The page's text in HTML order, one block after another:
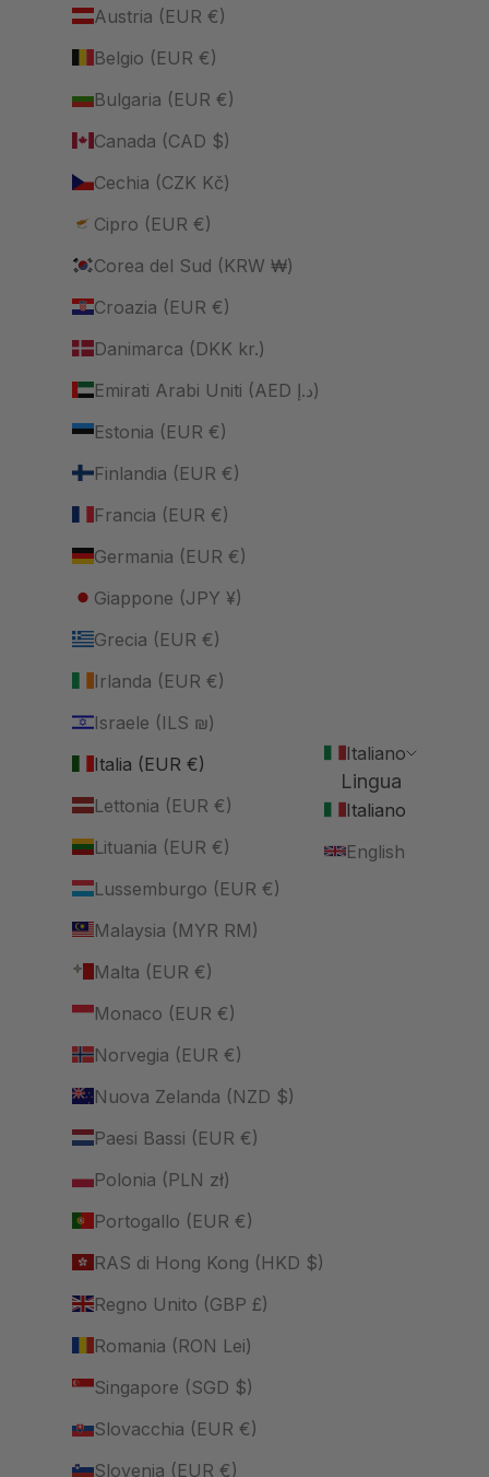
Austria (EUR €)
Belgio (EUR €)
Bulgaria (EUR €)
Canada (CAD $)
Cechia (CZK Kč)
Cipro (EUR €)
Corea del Sud (KRW ₩)
Croazia (EUR €)
Danimarca (DKK kr.)
Emirati Arabi Uniti (AED د.إ)
Estonia (EUR €)
Finlandia (EUR €)
Francia (EUR €)
Germania (EUR €)
Giappone (JPY ¥)
Grecia (EUR €)
Irlanda (EUR €)
Israele (ILS ₪)
Italia (EUR €)
Lettonia (EUR €)
Lituania (EUR €)
Lussemburgo (EUR €)
Malaysia (MYR RM)
Malta (EUR €)
Monaco (EUR €)
Norvegia (EUR €)
Nuova Zelanda (NZD $)
Paesi Bassi (EUR €)
Polonia (PLN zł)
Portogallo (EUR €)
RAS di Hong Kong (HKD $)
Regno Unito (GBP £)
Romania (RON Lei)
Singapore (SGD $)
Slovacchia (EUR €)
Slovenia (EUR €)
Italiano
Lingua
Italiano
English